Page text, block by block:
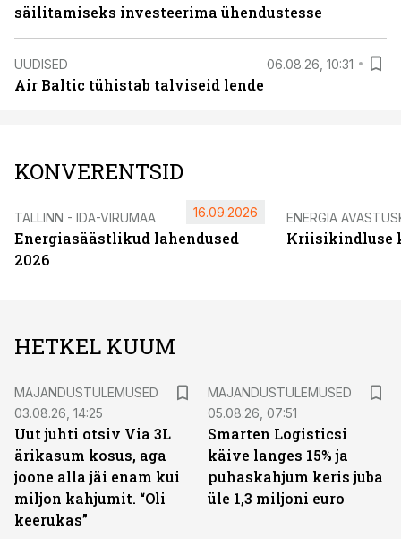
säilitamiseks investeerima ühendustesse
UUDISED 06.08.26, 10:31
Air Baltic tühistab talviseid lende
KONVERENTSID
TALLINN - IDA-VIRUMAA
Energiasäästlikud lahendused
2026
16.09.2026 ENERGIA
Kriisikindluse
HETKEL KUUM
MAJANDUSTULEMUSED
03.08.26, 14:25
Uut juhti otsiv Via 3L
ärikasum kosus, aga
joone alla jäi enam kui
miljon kahjumit. “Oli
keerukas”
MAJANDUSTULEMUSED
05.08.26, 07:51
Smarten Logisticsi
käive langes 15% ja
puhaskahjum keris juba
üle 1,3 miljoni euro